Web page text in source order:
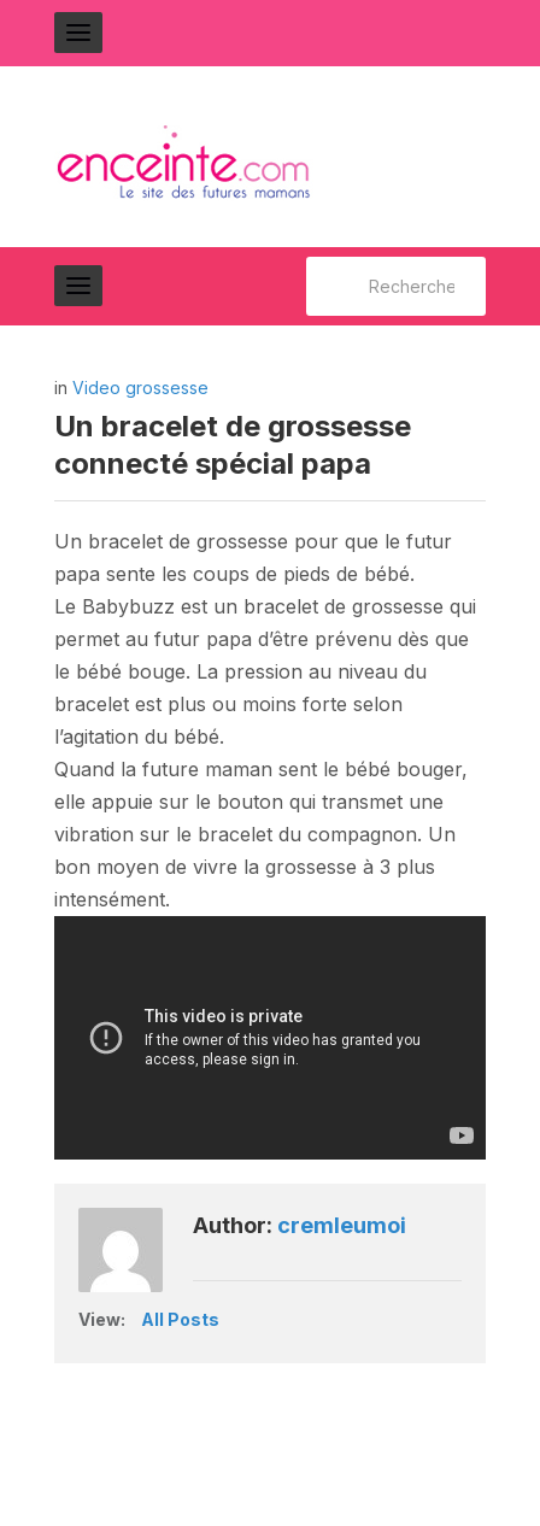
in Video grossesse
Un bracelet de grossesse
connecté spécial papa
Un bracelet de grossesse pour que le futur
papa sente les coups de pieds de bébé.
Le Babybuzz est un bracelet de grossesse qui
permet au futur papa d’être prévenu dès que
le bébé bouge. La pression au niveau du
bracelet est plus ou moins forte selon
l’agitation du bébé.
Quand la future maman sent le bébé bouger,
elle appuie sur le bouton qui transmet une
vibration sur le bracelet du compagnon. Un
bon moyen de vivre la grossesse à 3 plus
intensément.
Author: cremleumoi
View: All Posts